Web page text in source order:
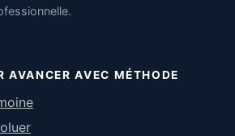
AVANCER AVEC MÉTHODE